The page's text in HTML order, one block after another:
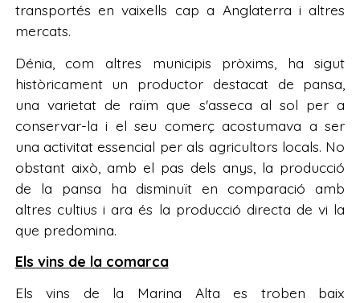
transportés en vaixells cap a Anglaterra i altres
mercats.
Dénia, com altres municipis pròxims, ha sigut
històricament un productor destacat de pansa,
una varietat de raïm que s'asseca al sol per a
conservar-la i el seu comerç acostumava a ser
una activitat essencial per als agricultors locals. No
obstant això, amb el pas dels anys, la producció
de la pansa ha disminuït en comparació amb
altres cultius i ara és la producció directa de vi la
que predomina.
Els vins de la comarca
Els vins de la Marina Alta es troben baix